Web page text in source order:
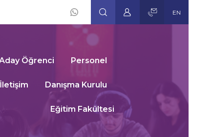
Social
Icons
EN
Öğrenci Personel
İletişim Danışma Kurulu
Eğitim Fakültesi